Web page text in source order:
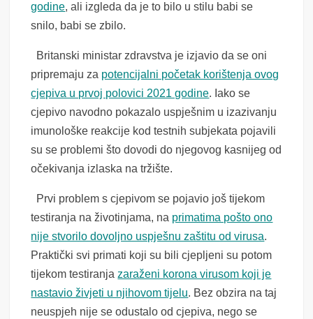
godine, ali izgleda da je to bilo u stilu babi se
snilo, babi se zbilo.
Britanski ministar zdravstva je izjavio da se oni
pripremaju za potencijalni početak korištenja ovog
cjepiva u prvoj polovici 2021 godine. Iako se
cjepivo navodno pokazalo uspješnim u izazivanju
imunološke reakcije kod testnih subjekata pojavili
su se problemi što dovodi do njegovog kasnijegod
očekivanja izlaska na tržište.
Prvi problem s cjepivom se pojavio još tijekom
testiranja na životinjama, na primatima pošto ono
nije stvorilo dovoljno uspješnu zaštitu od virusa.
Praktički svi primati koji su bili cjepljeni su potom
tijekom testiranjazaraženi korona virusom koji je
nastavio živjeti u njihovom tijelu. Bez obzira na taj
neuspjeh nije se odustalo od cjepiva, nego se